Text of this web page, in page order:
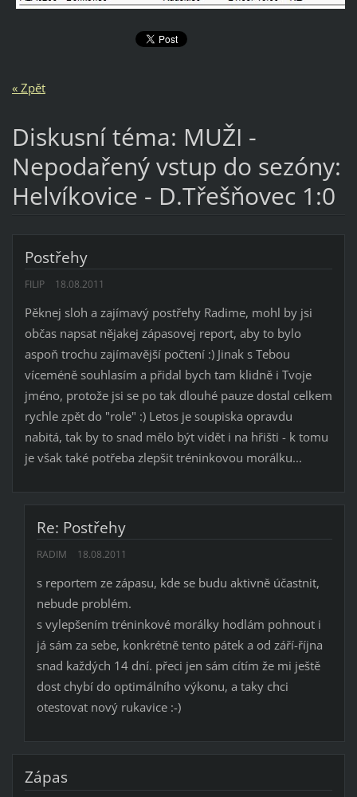
« Zpět
Diskusní téma: MUŽI -
Nepodařený vstup do sezóny:
Helvíkovice - D.Třešňovec 1:0
Postřehy
FILIP 18.08.2011
Pěknej sloh a zajímavý postřehy Radime, mohl by jsi
občas napsat nějakej zápasovej report, aby to bylo
aspoň trochu zajímavější počtení :) Jinak s Tebou
víceméně souhlasím a přidal bych tam klidně i Tvoje
jméno, protože jsi se po tak dlouhé pauze dostal celkem
rychle zpět do "role" :) Letos je soupiska opravdu
nabitá, tak by to snad mělo být vidět i na hřišti - k tomu
je však také potřeba zlepšit tréninkovou morálku...
Re: Postřehy
RADIM 18.08.2011
s reportem ze zápasu, kde se budu aktivně účastnit,
nebude problém.
s vylepšením tréninkové morálky hodlám pohnout i
já sám za sebe, konkrétně tento pátek a od září-října
snad každých 14 dní. přeci jen sám cítím že mi ještě
dost chybí do optimálního výkonu, a taky chci
otestovat nový rukavice :-)
Zápas